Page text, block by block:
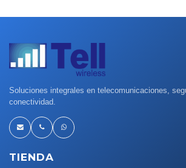
Soluciones integrales en telecomunicaciones,
conectividad.
TIENDA